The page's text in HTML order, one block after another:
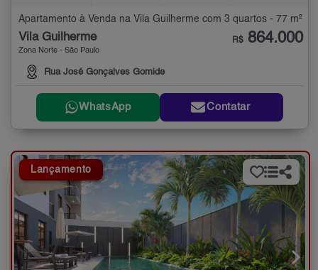
Apartamento à Venda na Vila Guilherme com 3 quartos - 77 m²
Vila Guilherme
Zona Norte - São Paulo
Rua José Gonçalves Gomide
R$ 864.000
WhatsApp Contatar
Lançamento